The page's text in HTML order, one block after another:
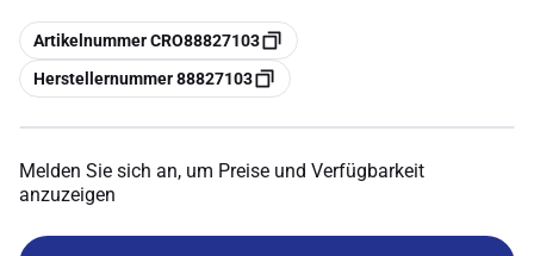
Kopieren
Artikelnummer CRO88827103
Kopieren
Herstellernummer 88827103
Melden Sie sich an, um Preise und Verfügbarkeit
anzuzeigen